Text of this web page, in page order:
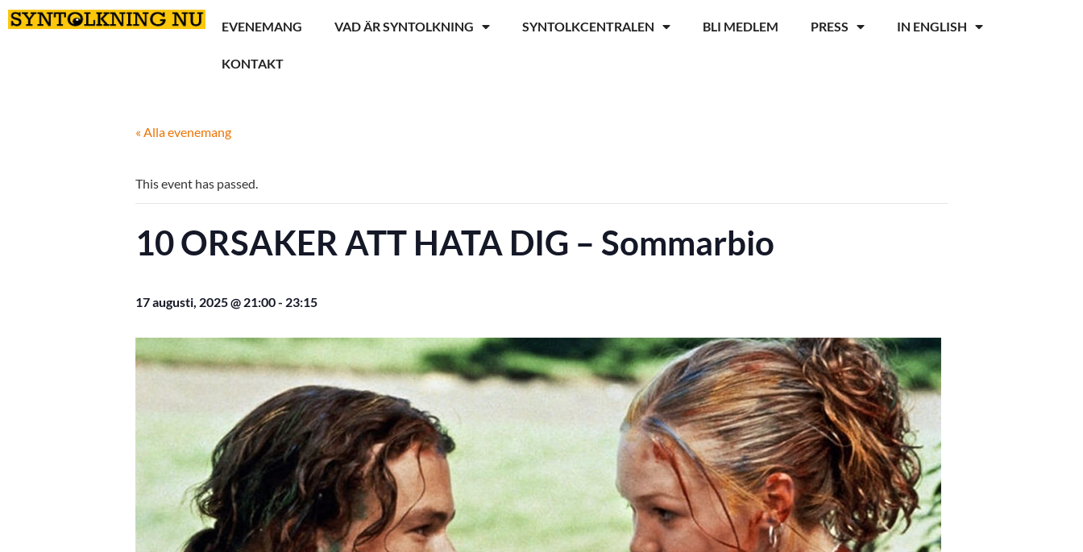
EVENEMANG VAD ÄR SYNTOLKNING SYNTOLKCENTRALEN BLI MEDLEM PRESS IN ENGLISH
KONTAKT
« Alla evenemang
This event has passed.
10 ORSAKER ATT HATA DIG – Sommarbio
17 augusti, 2025 @ 21:00- 23:15